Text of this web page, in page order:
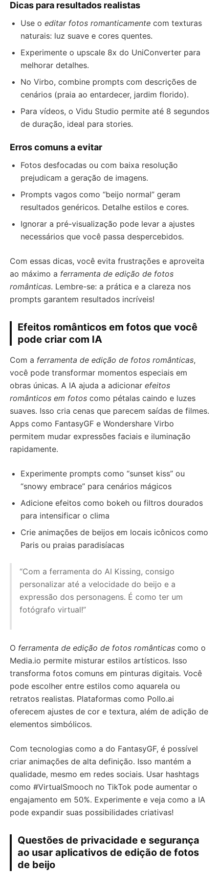
Dicas para resultados realistas
Use o editar fotos romanticamente com texturas
naturais: luz suave e cores quentes.
Experimente o upscale 8x do UniConverter para
melhorar detalhes.
No Virbo, combine prompts com descrições de
cenários (praia ao entardecer, jardim florido).
Para vídeos, o Vidu Studio permite até 8 segundos
de duração, ideal para stories.
Erros comuns a evitar
Fotos desfocadas ou com baixa resolução
prejudicam a geração de imagens.
Prompts vagos como “beijo normal” geram
resultados genéricos. Detalhe estilos e cores.
Ignorar a pré-visualização pode levar a ajustes
necessários que você passa despercebidos.
Com essas dicas, você evita frustrações e aproveita
ao máximo a ferramenta de edição de fotos
românticas. Lembre-se: a prática e a clareza nos
prompts garantem resultados incríveis!
Efeitos românticos em fotos que você
pode criar com IA
Com a ferramenta de edição de fotos românticas,
você pode transformar momentos especiais em
obras únicas. A IA ajuda a adicionar efeitos
românticos em fotos como pétalas caindo e luzes
suaves. Isso cria cenas que parecem saídas de filmes.
Apps como FantasyGF e Wondershare Virbo
permitem mudar expressões faciais e iluminação
rapidamente.
Experimente prompts como “sunset kiss” ou
“snowy embrace” para cenários mágicos
Adicione efeitos como bokeh ou filtros dourados
para intensificar o clima
Crie animações de beijos em locais icônicos como
Paris ou praias paradisíacas
“Com a ferramenta do AI Kissing, consigo
personalizar até a velocidade do beijo e a
expressão dos personagens. É como ter um
fotógrafo virtual!”
O ferramenta de edição de fotos românticas como o
Media.io permite misturar estilos artísticos. Isso
transforma fotos comuns em pinturas digitais. Você
pode escolher entre estilos como aquarela ou
retratos realistas. Plataformas como Pollo.ai
oferecem ajustes de cor e textura, além de adição de
elementos simbólicos.
Com tecnologias como a do FantasyGF, é possível
criar animações de alta definição. Isso mantém a
qualidade, mesmo em redes sociais. Usar hashtags
como #VirtualSmooch no TikTok pode aumentar o
engajamento em 50%. Experimente e veja como a IA
pode expandir suas possibilidades criativas!
Questões de privacidade e segurança
ao usar aplicativos de edição de fotos
de beijo